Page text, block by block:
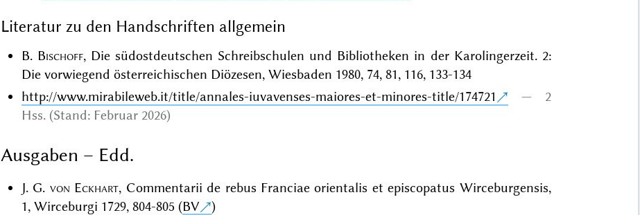
Literatur zu den Handschriften allgemein
B. Bischoff, Die südostdeutschen Schreibschulen und Bibliotheken in der Karolingerzeit. 2:
Die vorwiegend österreichischen Diözesen, Wiesbaden 1980, 74, 81, 116, 133-134
http://www.mirabileweb.it/title/annales-iuvavenses-maiores-et-minores-title/174721
2
Hss. (Stand: Februar 2026)
Ausgaben – Edd.
J. G. von Eckhart, Commentarii de rebus Franciae orientalis et episcopatus Wirceburgensis,
1, Wirceburgi 1729, 804-805 (BV
)